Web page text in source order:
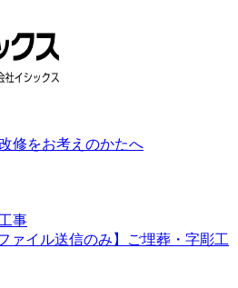
修をお考えのかたへ
事
ァイル送信のみ】ご埋葬・字彫工